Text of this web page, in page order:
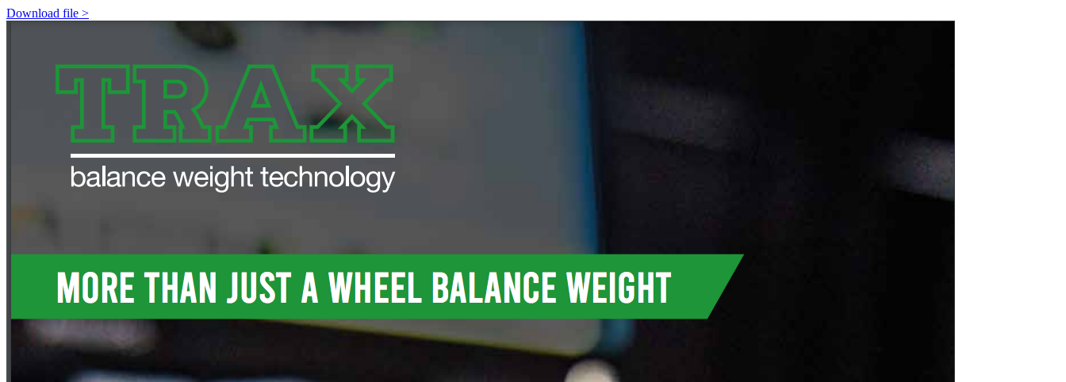
Download file >